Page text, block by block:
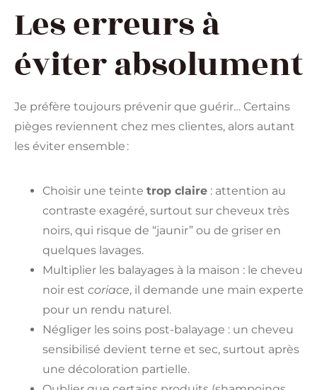
Les erreurs à
éviter absolument
Je préfère toujours prévenir que guérir… Certains
pièges reviennent chez mes clientes, alors autant
les éviter ensemble :
Choisir une teinte trop claire : attention au
contraste exagéré, surtout sur cheveux très
noirs, qui risque de “jaunir” ou de griser en
quelques lavages.
Multiplier les balayages à la maison : le cheveu
noir est coriace, il demande une main experte
pour un rendu naturel.
Négliger les soins post-balayage : un cheveu
sensibilisé devient terne et sec, surtout après
une décoloration partielle.